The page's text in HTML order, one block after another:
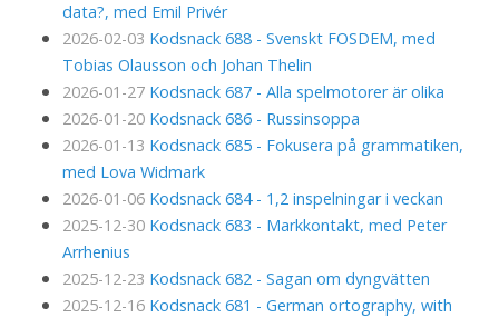
data?, med Emil Privér
2026-02-03 Kodsnack 688 - Svenskt FOSDEM, med
Tobias Olausson och Johan Thelin
2026-01-27 Kodsnack 687 - Alla spelmotorer är olika
2026-01-20 Kodsnack 686 - Russinsoppa
2026-01-13 Kodsnack 685 - Fokusera på grammatiken,
med Lova Widmark
2026-01-06 Kodsnack 684 - 1,2 inspelningar i veckan
2025-12-30 Kodsnack 683 - Markkontakt, med Peter
Arrhenius
2025-12-23 Kodsnack 682 - Sagan om dyngvätten
2025-12-16 Kodsnack 681 - German ortography, with